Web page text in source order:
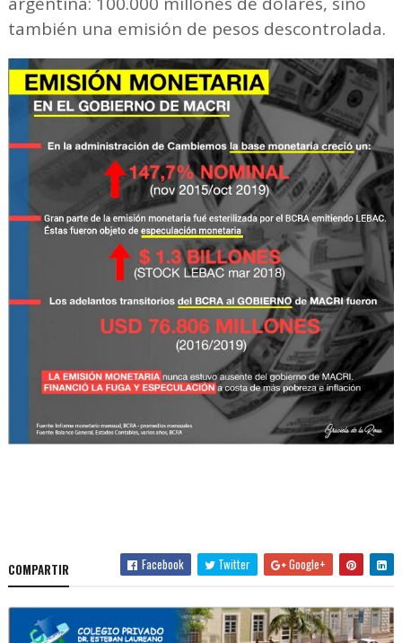
también una emisión de pesos descontrolada.
COMPARTIR Facebook Twitter Google+